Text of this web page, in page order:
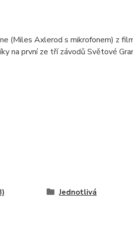
(Miles Axlerod s mikrofonem) z
na první ze tří závodů Světové
Jednotlivá